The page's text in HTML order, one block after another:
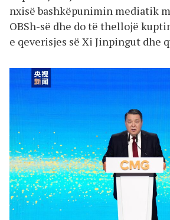
nxisë bashkëpunimin mediatik
OBSh-së dhe do të thellojë
e qeverisjes së Xi Jinpingut dhe